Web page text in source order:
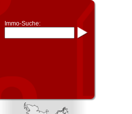
Immo-Suche:
15 Frankfurt
Frankfurt/Oder